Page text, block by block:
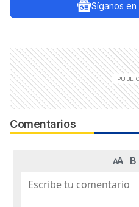
Síganos en
Comentarios